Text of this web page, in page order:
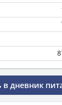
в дневник